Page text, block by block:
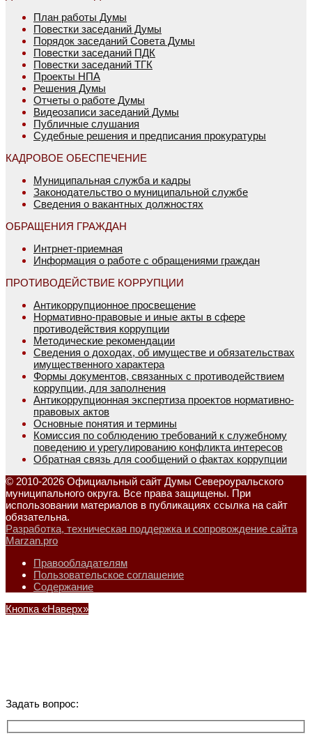
План работы Думы
Повестки заседаний Думы
Порядок заседаний Совета Думы
Повестки заседаний ПДК
Повестки заседаний ТГК
Проекты НПА
Решения Думы
Отчеты о работе Думы
Видеозаписи заседаний Думы
Публичные слушания
Судебные решения и предписания прокуратуры
КАДРОВОЕ ОБЕСПЕЧЕНИЕ
Муниципальная служба и кадры
Законодательство о муниципальной службе
Сведения о вакантных должностях
ОБРАЩЕНИЯ ГРАЖДАН
Интрнет-приемная
Информация о работе с обращениями граждан
ПРОТИВОДЕЙСТВИЕ КОРРУПЦИИ
Антикоррупционное просвещение
Нормативно-правовые и иные акты в сфере
противодействия коррупции
Методические рекомендации
Сведения о доходах, об имуществе и обязательствах
имущественного характера
Формы документов, связанных с противодействием
коррупции, для заполнения
Антикоррупционная экспертиза проектов нормативно-
правовых актов
Основные понятия и термины
Комиссия по соблюдению требований к служебному
поведению и урегулированию конфликта интересов
Обратная связь для сообщений о фактах коррупции
© 2010-2026 Официальный сайт Думы Североуральского
муниципального округа. Все права защищены. При
использовании материалов в публикациях ссылка на сайт
обязательна.
Разработка, техническая поддержка и сопровождение сайта
Marzan.pro
Правообладателям
Пользовательское соглашение
Содержание
Кнопка «Наверх»
Задать вопрос: